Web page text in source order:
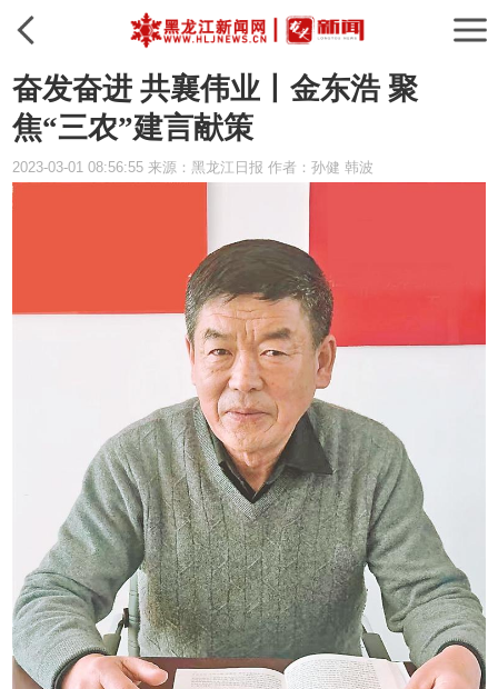
奋发奋进 共襄伟业丨金东浩 聚
焦“三农”建言献策
2023-03-01 08:56:55 来源：黑龙江日报 作者：孙健 韩波